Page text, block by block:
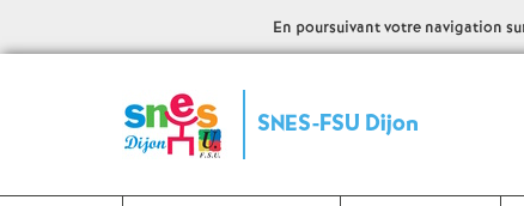
En poursuivant votre navigation
SNES-FSU Dijon
y